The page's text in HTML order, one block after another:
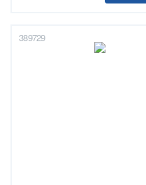
389729